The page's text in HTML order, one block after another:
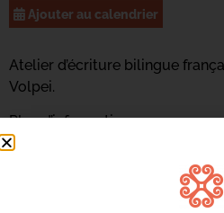
Ajouter au calendrier
Atelier d’écriture bilingue
Volpei.
Plus d’informations au 04 95